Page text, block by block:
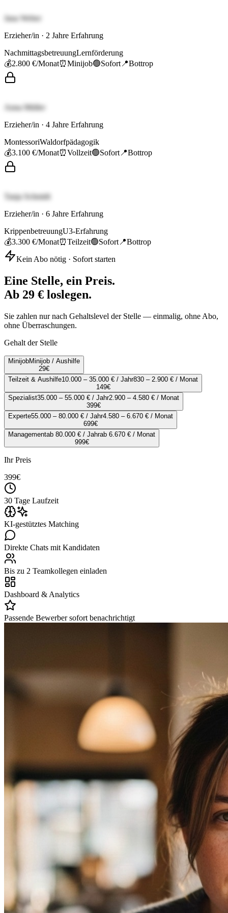
Jana Weber
Erzieher/in · 2 Jahre Erfahrung
NachmittagsbetreuungLernförderung
💰2.800 €/Monat⏰Minijob🟢Sofort 📍Bottrop
Anna Müller
Erzieher/in · 4 Jahre Erfahrung
MontessoriWaldorfpädagogik
💰3.100 €/Monat⏰Vollzeit🟢Sofort 📍Bottrop
Tanja Schmidt
Erzieher/in · 6 Jahre Erfahrung
KrippenbetreuungU3-Erfahrung
💰3.300 €/Monat⏰Teilzeit🟢Sofort 📍Bottrop
Kein Abo nötig · Sofort starten
Eine Stelle, ein Preis.
Ab 29 € loslegen.
Sie zahlen nur nach Gehaltslevel der Stelle — einmalig, ohne Abo,
ohne Überraschungen.
Gehalt der Stelle
MinijobMinijob / Aushilfe
29€
Teilzeit & Aushilfe10.000 – 35.000 € / Jahr830 – 2.900 € / Monat
149€
Spezialist35.000 – 55.000 € / Jahr2.900 – 4.580 € / Monat
399€
Experte55.000 – 80.000 € / Jahr4.580 – 6.670 € / Monat
699€
Managementab 80.000 € / Jahrab 6.670 € / Monat
999€
Ihr Preis
399€
30 Tage Laufzeit
KI-gestütztes Matching
Direkte Chats mit Kandidaten
Bis zu 2 Teamkollegen einladen
Dashboard & Analytics
Passende Bewerber sofort benachrichtigt